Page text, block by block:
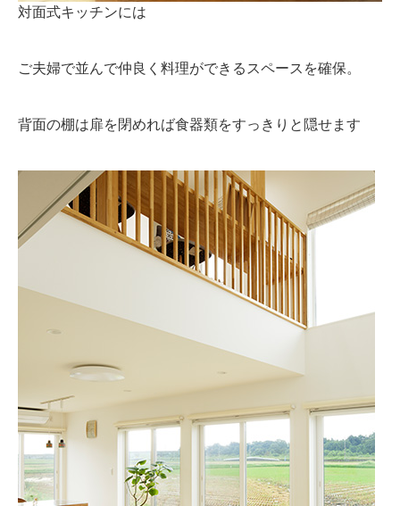
対面式キッチンには
ご夫婦で並んで仲良く料理ができるスペースを確保。
背面の棚は扉を閉めれば食器類をすっきりと隠せます